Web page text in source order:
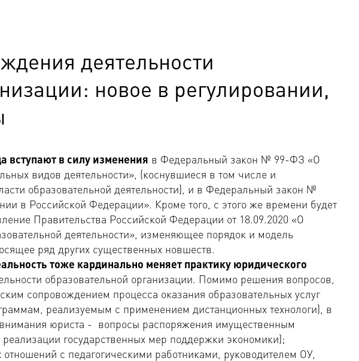
деятельности
новое в регулировании,
вступают в силу изменения в Федеральный закон № 99-ФЗ «О
видов деятельности», (коснувшиеся в том числе и
образовательной деятельности), и в Федеральный закон №
в Российской Федерации». Кроме того, с этого же времени будет
Правительства Российской Федерации от 18.09.2020 «О
деятельности», изменяющее порядок и модель
ряд других существенных новшеств.
тоже кардинально меняет практику юридического
образовательной организации. Помимо решения вопросов,
сопровождением процесса оказания образовательных услуг
реализуемым с применением дистанционных технологи), в
внимания юриста - вопросы распоряжения имущественным
государственных мер поддержки экономики);
с педагогическими работниками, руководителем ОУ,